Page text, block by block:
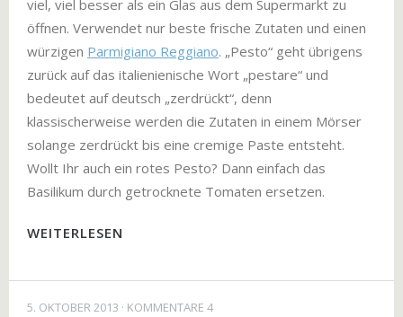
viel, viel besser als ein Glas aus dem Supermarkt zu
öffnen. Verwendet nur beste frische Zutaten und einen
würzigen Parmigiano Reggiano. „Pesto“ geht übrigens
zurück auf das italienienische Wort „pestare“ und
bedeutet auf deutsch „zerdrückt“, denn
klassischerweise werden die Zutaten in einem Mörser
solange zerdrückt bis eine cremige Paste entsteht.
Wollt Ihr auch ein rotes Pesto? Dann einfach das
Basilikum durch getrocknete Tomaten ersetzen.
WEITERLESEN
5. OKTOBER 2013
KOMMENTARE 4